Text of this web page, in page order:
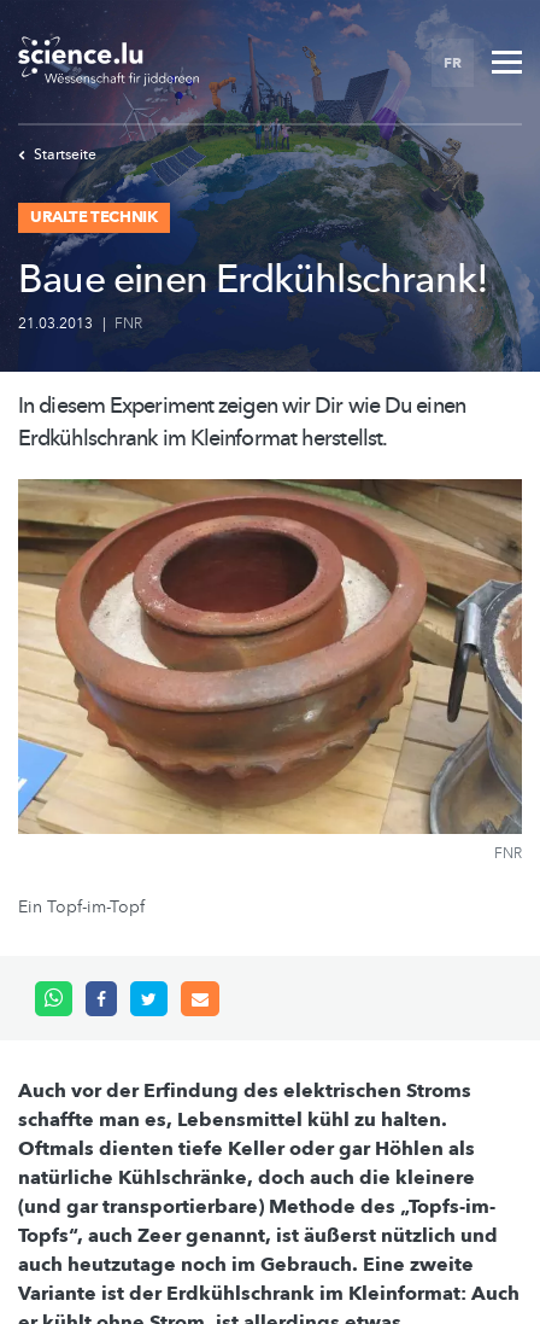
Skip
main
content
FR
Startseite
URALTE TECHNIK
Baue einen Erdkühlschrank!
21.03.2013 | FNR
In diesem Experiment zeigen wir Dir wie Du einen
Erdkühlschrankim Kleinformat herstellst.
FNR
Ein Topf-im-Topf
Auch vor der Erfindung des elektrischen Stroms
schaffte man es, Lebensmittel kühl zu halten.
Oftmals dienten tiefe Keller oder gar Höhlen als
natürliche Kühlschränke, doch auch die kleinere
(und gar transportierbare) Methode des „Topfs-im-
Topfs“, auch Zeer genannt, ist äußerst nützlich und
auch heutzutage noch im Gebrauch. Eine zweite
Variante ist der Erdkühlschrank im Kleinformat: Auch